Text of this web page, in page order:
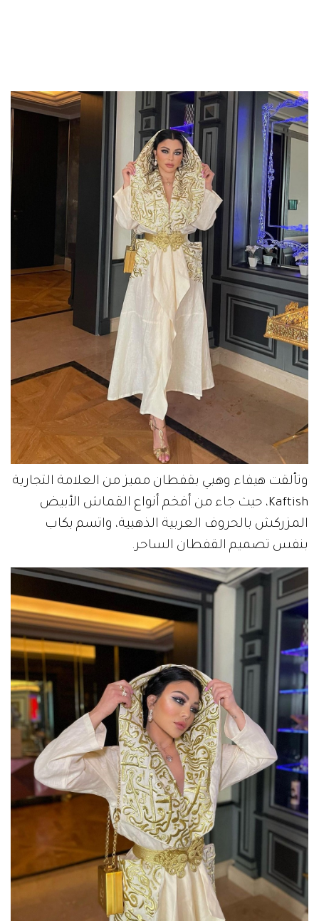
وتألقت هيفاء وهبي بقفطان مميز من العلامة التجارية
Kaftish، حيث جاء من أفخم أنواع القماش الأبيض
المزركش بالحروف العربية الذهبية، واتسم بكاب
بنفس تصميم القفطان الساحر.